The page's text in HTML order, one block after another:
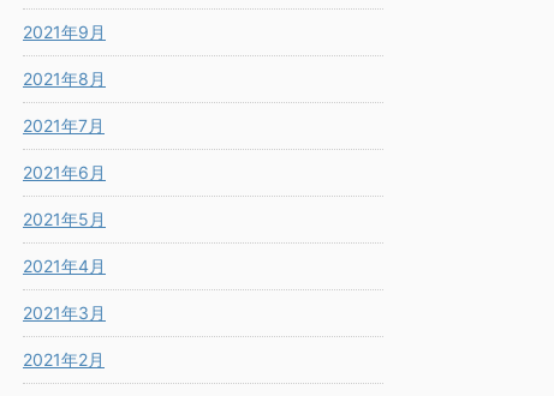
2021年9月
2021年8月
2021年7月
2021年6月
2021年5月
2021年4月
2021年3月
2021年2月